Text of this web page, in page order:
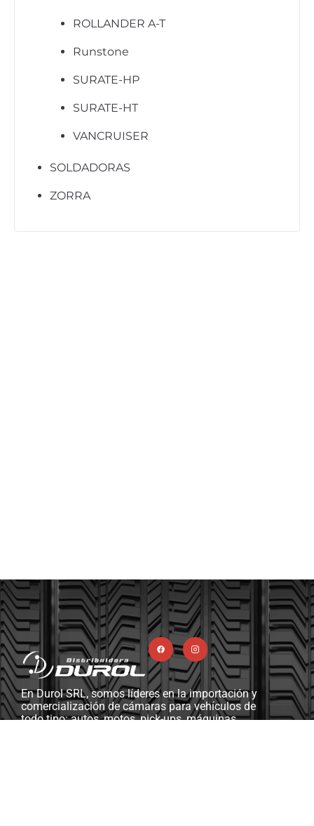
ROLLANDER A-T
Runstone
SURATE-HP
SURATE-HT
VANCRUISER
SOLDADORAS
ZORRA
En Durol SRL, somos líderes en la importación y
comercialización de cámaras para vehículos de
todo tipo: autos, motos, pick-ups, máquinas